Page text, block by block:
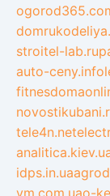
stroitel-lab.ru
auto-ceny.info
tele4n.net
idps.in.ua
vm.com.uao-